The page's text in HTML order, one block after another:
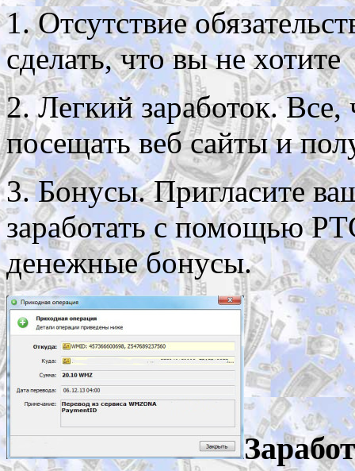
1. Отсутствие
сделать, что вы не хотите
2. Легкий заработок.
посещать веб сайты и
3. Бонусы. Пригласите
заработать с помощью
денежные бонусы.